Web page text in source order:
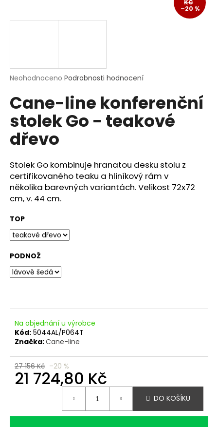
Průměrné
produktu
je
z
5
hvězdiček.
Neohodnoceno Podrobnosti hodnocení
Cane-line konferenční
stolek Go - teakové
dřevo
Stolek Go kombinuje hranatou desku stolu z
certifikovaného teaku a hliníkový rám v
několika barevných variantách.Velikost 72x72
cm, v. 44 cm.
TOP
PODNOŽ
Na objednání u výrobce
Kód: 5044AL/P064T
Značka:Cane-line
27 156 Kč –20 %
21 724,80 Kč
DO KOŠÍKU
KČ
–20 %
j
HLEDAT
o
p
o
r
č
u
j
e
m
e